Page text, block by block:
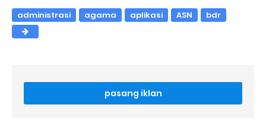
administrasi agama aplikasi ASN bdr
pasang iklan